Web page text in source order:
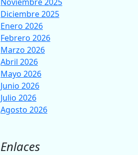
Diciembre 2025
Enero 2026
Febrero 2026
Marzo 2026
Abril 2026
Mayo 2026
Junio 2026
Julio 2026
Agosto 2026
Enlaces